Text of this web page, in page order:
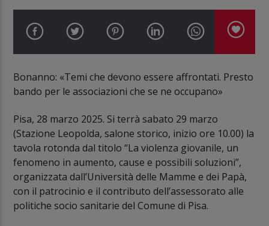
Bonanno: «Temi che devono essere affrontati. Presto
bando per le associazioni che se ne occupano»
Pisa, 28 marzo 2025. Si terrà sabato 29 marzo
(Stazione Leopolda, salone storico, inizio ore 10.00) la
tavola rotonda dal titolo “La violenza giovanile, un
fenomeno in aumento, cause e possibili soluzioni”,
organizzata dall’Università delle Mamme e dei Papà,
con il patrocinio e il contributo dell’assessorato alle
politiche socio sanitarie del Comune di Pisa.